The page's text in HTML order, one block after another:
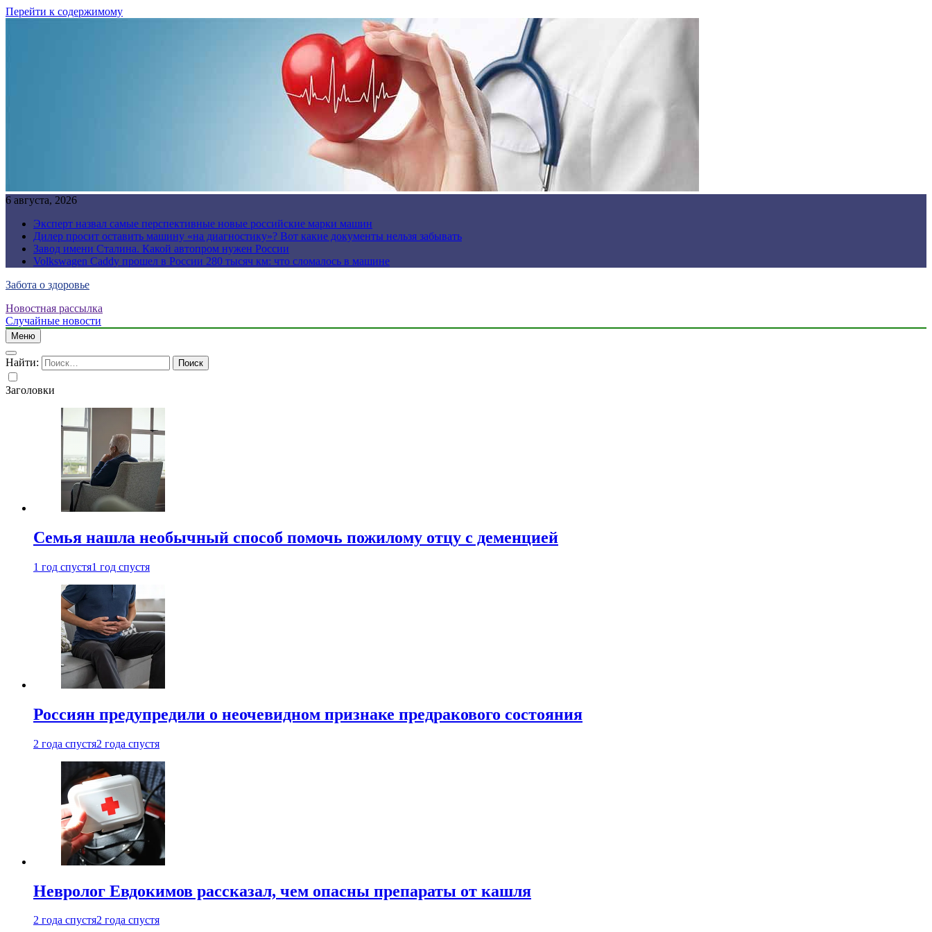
Перейти к содержимому
6 августа, 2026
Эксперт назвал самые перспективные новые российские марки машин
Дилер просит оставить машину «на диагностику»? Вот какие документы нельзя забывать
Завод имени Сталина. Какой автопром нужен России
Volkswagen Caddy прошел в России 280 тысяч км: что сломалось в машине
Забота о здоровье
Новостная рассылка
Случайные новости
Меню
Найти:
Заголовки
Семья нашла необычный способ помочь пожилому отцу с деменцией
1 год спустя1 год спустя
Россиян предупредили о неочевидном признаке предракового состояния
2 года спустя2 года спустя
Невролог Евдокимов рассказал, чем опасны препараты от кашля
2 года спустя2 года спустя